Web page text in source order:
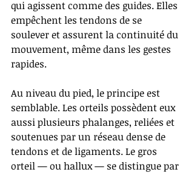
qui agissent comme des guides. Elles
empêchent les tendons de se
soulever et assurent la continuité du
mouvement, même dans les gestes
rapides.
Au niveau du pied, le principe est
semblable. Les orteils possèdent eux
aussi plusieurs phalanges, reliées et
soutenues par un réseau dense de
tendons et de ligaments. Le gros
orteil — ou hallux — se distingue par